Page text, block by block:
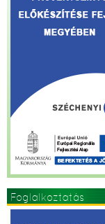
Foglalkoztatás